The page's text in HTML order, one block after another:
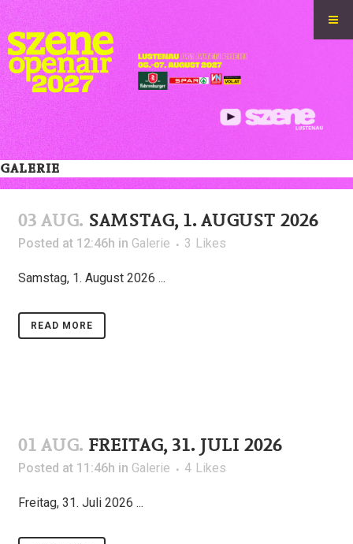
GALERIE
03 AUG. SAMSTAG, 1. AUGUST 2026
Posted at 12:46h in Galerie 3 Likes
Samstag, 1. August 2026 ...
READ MORE
01 AUG. FREITAG, 31. JULI 2026
Posted at 11:46h in Galerie 4 Likes
Freitag, 31. Juli 2026 ...